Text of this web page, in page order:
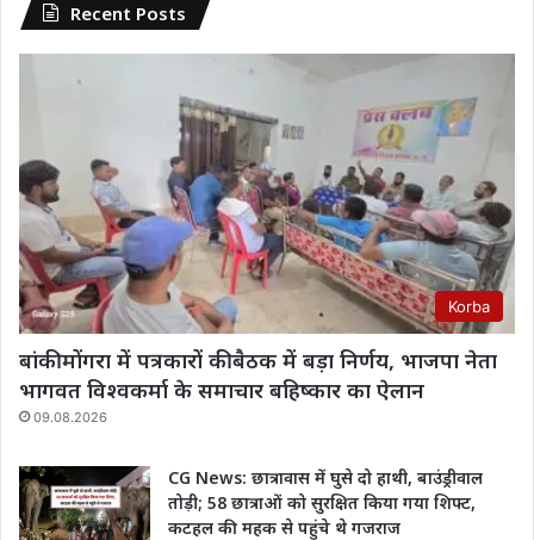
Recent Posts
Korba
बांकी मोंगरा में पत्रकारों की बैठक में बड़ा निर्णय, भाजपा नेता
भागवत विश्वकर्मा के समाचार बहिष्कार का ऐलान
09.08.2026
CG News: छात्रावास में घुसे दो हाथी, बाउंड्रीवाल
तोड़ी; 58 छात्राओं को सुरक्षित किया गया शिफ्ट,
कटहल की महक से पहुंचे थे गजराज